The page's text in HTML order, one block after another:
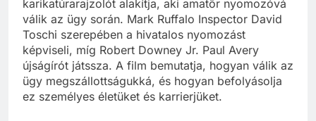
karikatúrarajzolót alakítja, aki amatőr nyomozóvá
válik az ügy során. Mark Ruffalo Inspector David
Toschi szerepében a hivatalos nyomozást
képviseli, míg Robert Downey Jr. Paul Avery
újságírót játssza. A film bemutatja, hogyan válik az
ügy megszállottságukká, és hogyan befolyásolja
ez személyes életüket és karrierjüket.